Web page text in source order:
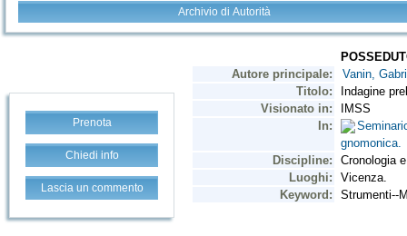
Archivio di Autorità
Prenota
Chiedi info
Lascia un commento